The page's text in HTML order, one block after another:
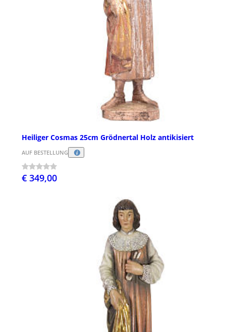
Heiliger Cosmas 25cm Grödnertal Holz antikisiert
AUF BESTELLUNG
€ 349,00